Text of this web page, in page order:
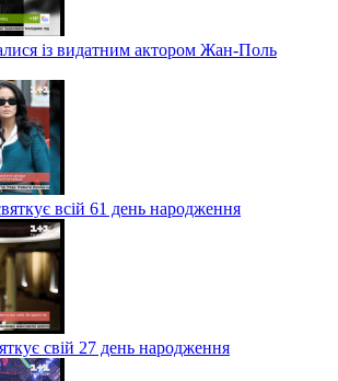
із видатним актором Жан-Поль
всій 61 день народження
свій 27 день народження